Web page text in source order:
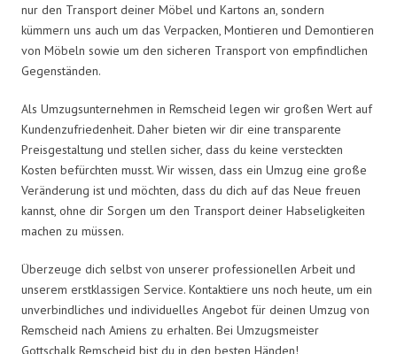
nur den Transport deiner Möbel und Kartons an, sondern
kümmern uns auch um das Verpacken, Montieren und Demontieren
von Möbeln sowie um den sicheren Transport von empfindlichen
Gegenständen.
Als Umzugsunternehmen in Remscheid legen wir großen Wert auf
Kundenzufriedenheit. Daher bieten wir dir eine transparente
Preisgestaltung und stellen sicher, dass du keine versteckten
Kosten befürchten musst. Wir wissen, dass ein Umzug eine große
Veränderung ist und möchten, dass du dich auf das Neue freuen
kannst, ohne dir Sorgen um den Transport deiner Habseligkeiten
machen zu müssen.
Überzeuge dich selbst von unserer professionellen Arbeit und
unserem erstklassigen Service. Kontaktiere uns noch heute, um ein
unverbindliches und individuelles Angebot für deinen Umzug von
Remscheid nach Amiens zu erhalten. Bei Umzugsmeister
Gottschalk Remscheid bist du in den besten Händen!